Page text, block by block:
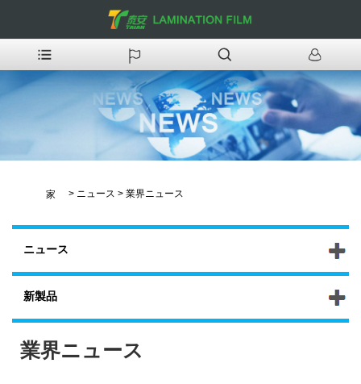
家 > ニュース > 業界ニュース
ニュース
新製品
業界ニュース